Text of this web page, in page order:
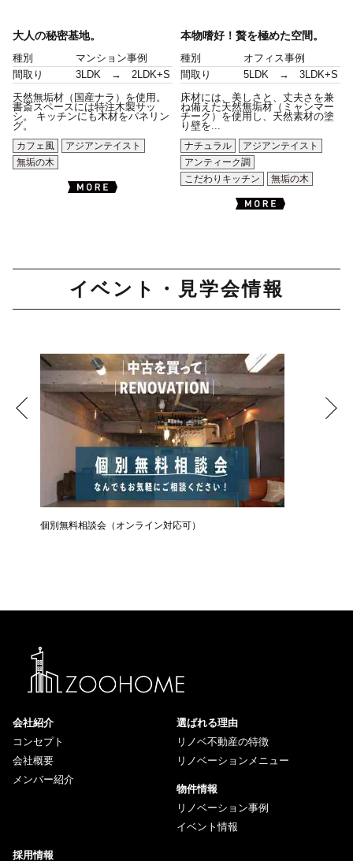
大人の秘密基地。
種別
マンション事例
間取り
3LDK → 2LDK+S
天然無垢材（国産ナラ）を使用。
書斎スペースには特注木製サッ
シ。 キッチンにも木材をパネリン
グ。
カフェ風
アジアンテイスト
無垢の木
本物嗜好！贅を極めた空間。
種別
オフィス事例
間取り
5LDK → 3LDK+S
床材には、美しさと、丈夫さを兼
ね備えた天然無垢材（ミャンマー
チーク）を使用し、天然素材の塗
り壁を...
ナチュラル
アジアンテイスト
アンティーク調
こだわりキッチン
無垢の木
イベント・見学会情報
個別無料相談会（オンライン対応可）
会社紹介
コンセプト
会社概要
メンバー紹介
選ばれる理由
リノベ不動産の特徴
リノベーションメニュー
物件情報
リノベーション事例
イベント情報
採用情報